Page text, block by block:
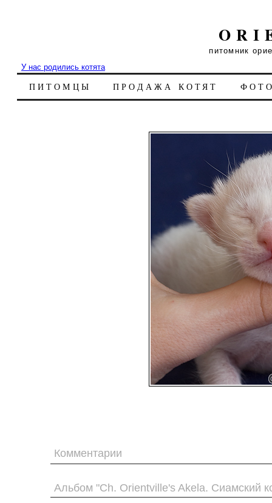
питомник
У нас родились котята
ПИТОМЦЫ ПРОДАЖА КОТЯТ
Комментарии
Альбом "Ch. Orientville's Akela. Сиамский